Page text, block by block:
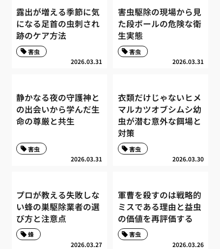
露出が増える季節に気
になる足首の虫刺され
跡のケア方法
2026.03.31
害虫
害虫駆除の現場から見
た段ボールの危険な衛
生実態
2026.03.31
害虫
静かなる夜の守護神と
の出会いから学んだ生
命の尊厳と共生
2026.03.31
害虫
衣類だけじゃないヒメ
マルカツオブシムシ幼
虫が潜む意外な餌場と
対策
2026.03.30
害虫
プロが教える失敗しな
い蜂の巣駆除業者の選
び方と注意点
2026.03.27
蜂
軍曹を殺すのは戦略的
ミスである理由と益虫
の価値を再評価する
2026.03.26
害虫